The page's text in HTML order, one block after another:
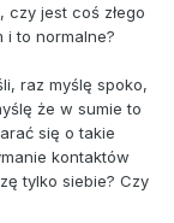
czy jest coś złego
i to normalne?
raz myślę spoko,
że w sumie to
się o takie
kontaktów
tylko siebie? Czy